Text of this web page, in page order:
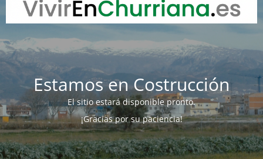
Estamos en Costrucción
El sitio estará disponible pronto.
¡Gracias por su paciencia!